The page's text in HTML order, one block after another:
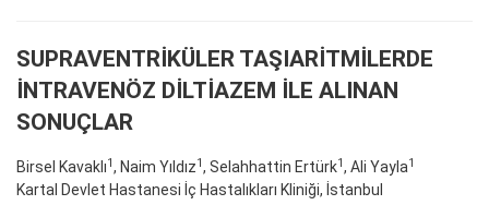
SUPRAVENTRİKÜLER TAŞIARİTMİLERDE
İNTRAVENÖZ DİLTİAZEM İLE ALINAN
SONUÇLAR
Birsel Kavaklı1, Naim Yıldız1, Selahhattin Ertürk1, Ali Yayla1
Kartal Devlet Hastanesi İç Hastalıkları Kliniği, İstanbul